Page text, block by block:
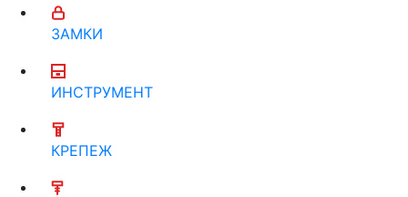
ЗАМКИ
ИНСТРУМЕНТ
КРЕПЕЖ